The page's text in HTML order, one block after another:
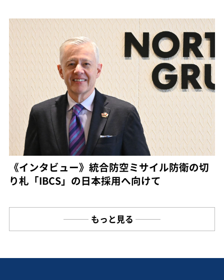
《インタビュー》統合防空ミサイル防衛の切
り札「IBCS」の日本採用へ向けて
もっと見る